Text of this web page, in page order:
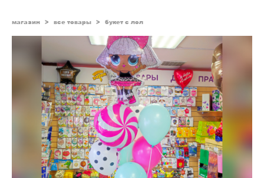
магазин > все товары > букет с лол